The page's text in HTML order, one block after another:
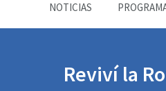
NOTICIAS
Reviví la